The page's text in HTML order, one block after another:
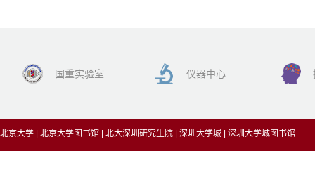
国重实验室 仪器中心
北京大学 北京大学图书馆 北大深圳研究生院 深圳大学城 深圳大学城图书馆